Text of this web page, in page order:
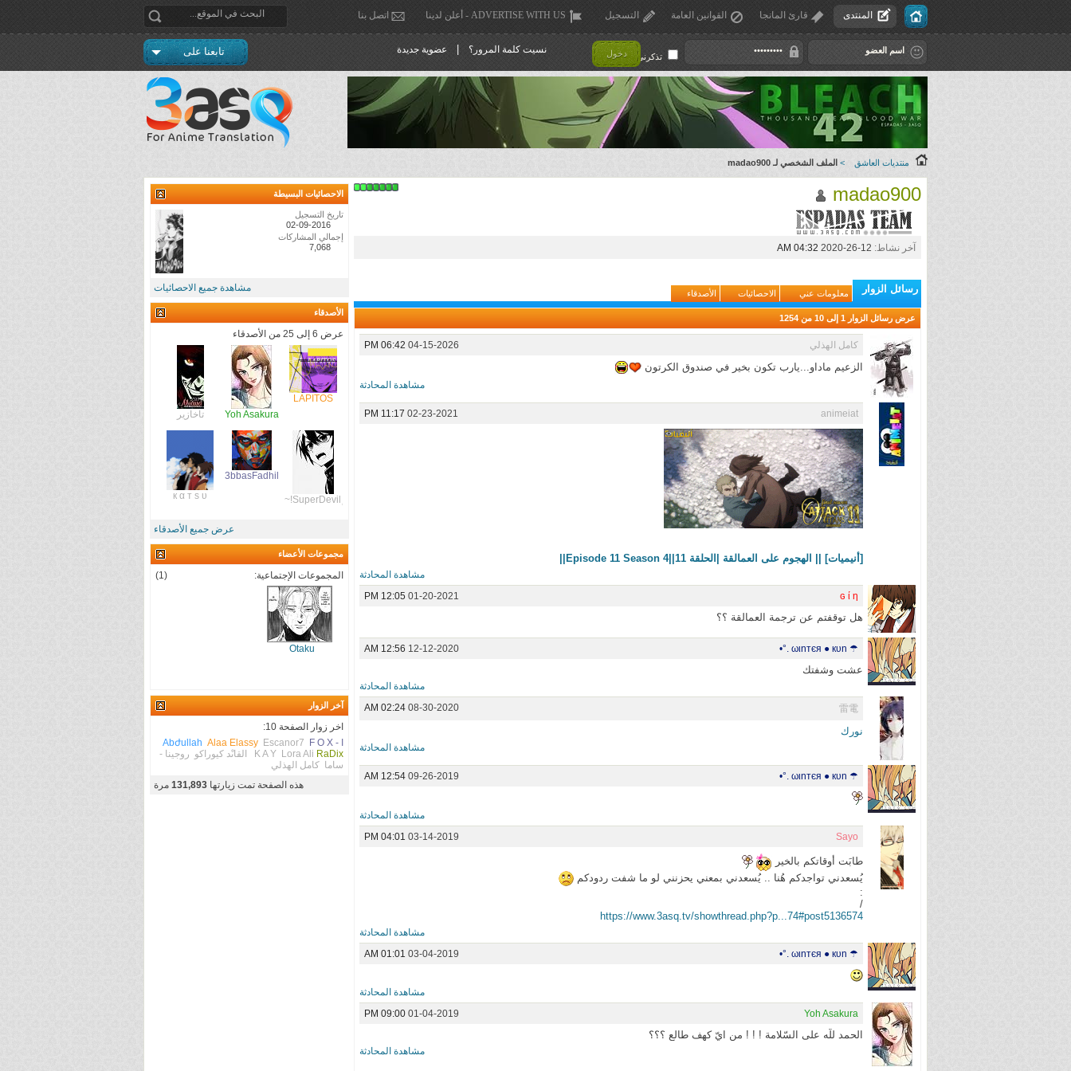
المنتدى قارئ المانجا القوانين العامة التسجيل ADVERTISE WITH US - أعلن لدينا اتصل بنا
تذكرني ! دخول نسيت كلمة المرور؟ عضوية جديدة تابعنا على
منتديات العاشق > الملف الشخصي لـ madao900
madao900
آخر نشاط: 04:32 AM
رسائل الزوار معلومات عني الاحصائيات الأصدقاء
عرض رسائل الزوار 1 إلى 10 من 1254
04-15-2026
06:42 PM كامل الهذلي
الزعيم ماداو...يارب تكون بخير في صندوق الكرتون
مشاهدة المحادثة
02-23-2021
11:17 PM animeiat
[أنيميات] || الهجوم على العمالقة |الحلقة 11||Episode 11 Season 4||
مشاهدة المحادثة
01-20-2021
12:05 PM ɢ ί η
هل توقفتم عن ترجمة العمالقة ؟؟
12-12-2020
12:56 AM ☂ ωιnтєя ● кυn .°•
عشت وشفتك
مشاهدة المحادثة
08-30-2020
02:24 AM 雷電
نورك
مشاهدة المحادثة
09-26-2019
12:54 AM ☂ ωιnтєя ● кυn .°•
مشاهدة المحادثة
03-14-2019
04:01 PM Sayo
طابَت أوقاتكم بالخير
يُسعدني تواجدكم هُنا .. يُسعدني بمعني يحزنني لو ما شفت ردودكم
:
/
https://www.3asq.tv/showthread.php?p...74#post5136574
مشاهدة المحادثة
03-04-2019
01:01 AM ☂ ωιnтєя ● кυn .°•
مشاهدة المحادثة
01-04-2019
09:00 PM Yoh Asakura
الحمد للّه على السّلامة ! ! ! من ايّ كهف طالع ؟؟؟
مشاهدة المحادثة
الاحصائيات البسيطة
تاريخ التسجيل
02-09-2016
إجمالي المشاركات
7,068
مشاهدة جميع الاحصائيات
الأصدقاء
عرض 6 إلى 25 من الأصدقاء
LAPITOS
Yoh Asakura
تاخازير
3bbasFadhil
к α т s υ
عرض جميع الأصدقاء
مجموعات الأعضاء
(1) المجموعات الإجتماعية:
Otaku
آخر الزوار
اخر زوار الصفحة 10:
Abժullah Alaa Elassy Escanor7
F O X - I
K A Y Lora Ali RaDix القاىْد كيوراكو روجينا -
ساما كامل الهذلي
هذه الصفحة تمت زيارتها 131,893 مرة